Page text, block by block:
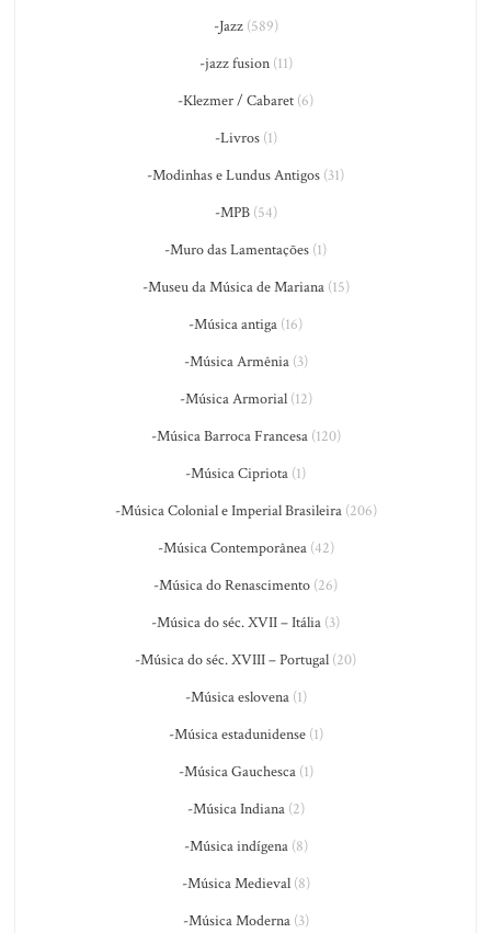
-Jazz(589)
-jazz fusion(11)
-Klezmer / Cabaret (6)
-Livros(1)
-Modinhas e Lundus Antigos (31)
-MPB(54)
-Muro das Lamentações (1)
-Museu da Música de Mariana(15)
-Música antiga (16)
-Música Armênia(3)
-Música Armorial(12)
-Música Barroca Francesa(120)
-Música Cipriota (1)
-Música Colonial e Imperial Brasileira(206)
-Música Contemporânea(42)
-Música do Renascimento (26)
-Música do séc. XVII – Itália (3)
-Música do séc. XVIII – Portugal (20)
-Música eslovena(1)
-Música estadunidense(1)
-Música Gauchesca(1)
-Música Indiana(2)
-Música indígena(8)
-Música Medieval(8)
-Música Moderna(3)